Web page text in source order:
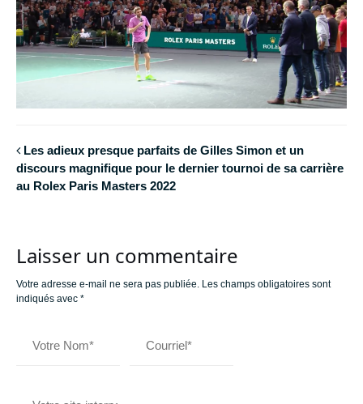
Les adieux presque parfaits de Gilles Simon et un
discours magnifique pour le dernier tournoi de sa carrière
au Rolex Paris Masters 2022
Laisser un commentaire
Votre adresse e-mail ne sera pas publiée. Les champs obligatoires sont
indiqués avec *